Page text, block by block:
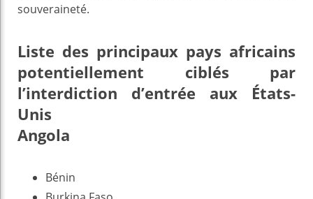
souveraineté.
Liste des principaux pays africains
potentiellement ciblés par
l’interdiction d’entrée aux États-
Unis
Angola
Bénin